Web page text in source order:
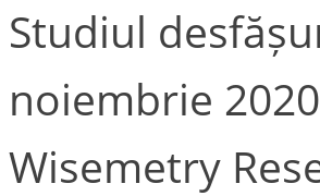
Studiul
noiembrie
Wisemetry